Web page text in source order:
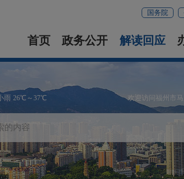
国务院
首页 政务公开 解读回应
雨 26℃～37℃ 欢迎访问福州市